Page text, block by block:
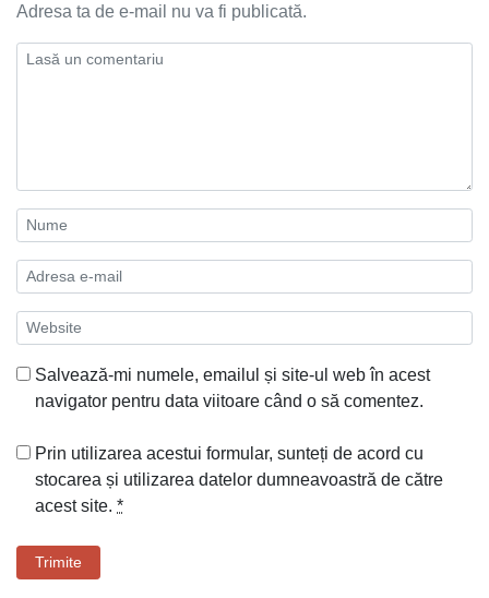
Adresa ta de e-mail nu va fi publicată.
Salvează-mi numele, emailul și site-ul web în acest
navigator pentru data viitoare când o să comentez.
Prin utilizarea acestui formular, sunteți de acord cu
stocarea și utilizarea datelor dumneavoastră de către
acest site. *
Trimite